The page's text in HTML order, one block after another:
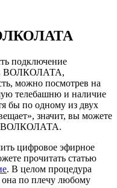
подключение
в ВОЛКОЛАТА,
можно посмотрев на
телебашню и наличие
бы по одному из двух
значит, вы можете
в ВОЛКОЛАТА.
цифровое эфирное
прочитать статью
. В целом процедура
она по плечу любому